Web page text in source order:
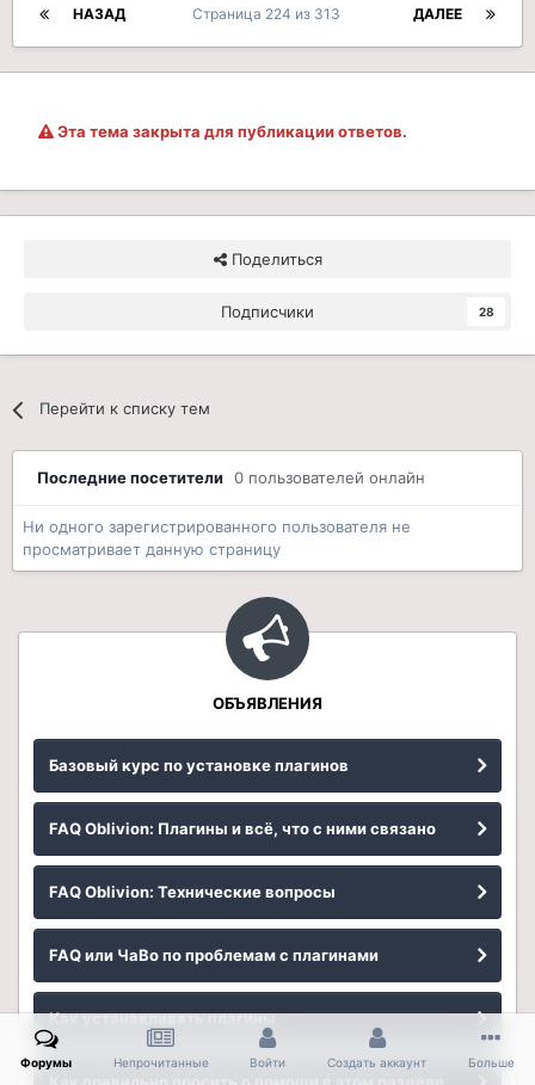
НАЗАД ДАЛЕЕ
Страница 224 из 313
Эта тема закрыта для публикации ответов.
Поделиться
Подписчики 28
Перейти к списку тем
Последние посетители 0 пользователей онлайн
Ни одного зарегистрированного пользователя не
просматривает данную страницу
ОБЪЯВЛЕНИЯ
Базовый курс по установке плагинов
FAQ Oblivion: Плагины и всё, что с ними связано
FAQ Oblivion: Технические вопросы
FAQ или ЧаВо по проблемам с плагинами
Как устанавливать плагины
Форумы Непрочитанные Войти Создать аккаунт Больше